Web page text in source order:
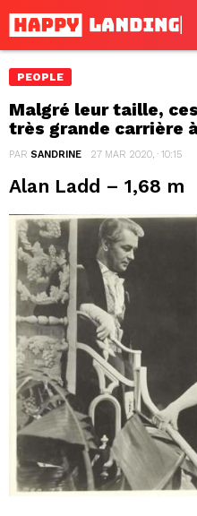
PEOPLE
Malgré leur taille,
très grande carrière
PAR SANDRINE 27 MAR 2020, · 10:15
Alan Ladd – 1,68 m